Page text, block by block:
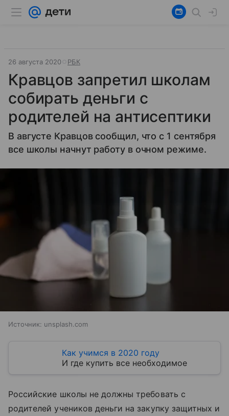
26 августа 2020 РБК
Кравцов запретил школам
собирать деньги с
родителей на антисептики
В августе Кравцов сообщил, что с 1 сентября
все школы начнут работу в очном режиме.
Источник: unsplash.com
Как учимся в 2020 году
И где купить все необходимое
Российские школы не должны требовать с
родителей учеников деньги на закупку защитных и